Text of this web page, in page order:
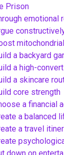
Prison
emotional
a backyard
a high-
a skincare
core strength
a financial
a balanced
a travel